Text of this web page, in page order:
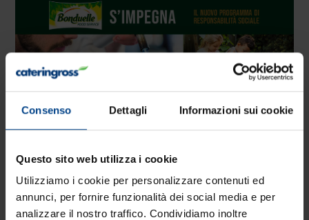
Consenso Dettagli Informazioni sui cookie
Questo sito web utilizza i cookie
Utilizziamo i cookie per personalizzare contenuti ed
annunci, per fornire funzionalità dei social media e per
analizzare il nostro traffico. Condividiamo inoltre
I cambiamenti climatici, le minacce alla
diffidenza sulla qualità del cibo che mangiamo,
sono tutte sfide che ci portano a impegnarci per
un futuro più sano e sostenibile. Siamo convinti